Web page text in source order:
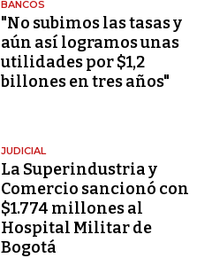
BANCOS
"No subimos las tasas y
aún así logramos unas
utilidades por $1,2
billones en tres años"
JUDICIAL
La Superindustria y
Comercio sancionó con
$1.774 millones al
Hospital Militar de
Bogotá